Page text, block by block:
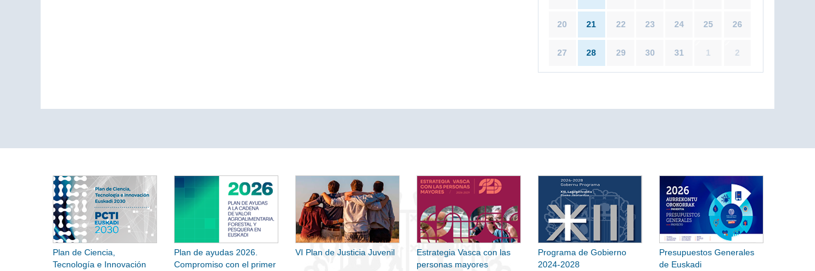
20 21 22 23 24 25 26
27 28 29 30 31 1 2
Plan de Ciencia,
Tecnología e Innovación
Plan de ayudas 2026.
Compromiso con el primer
VI Plan de Justicia Juvenil
Estrategia Vasca con las
personas mayores
Programa de Gobierno
2024-2028
Presupuestos Generales
de Euskadi